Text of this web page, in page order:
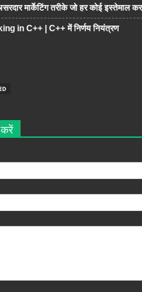
मार्केटिंग तरीके जो हर कोई इस्तेमाल
in C++ | C++ में निर्णय नियंत्रण